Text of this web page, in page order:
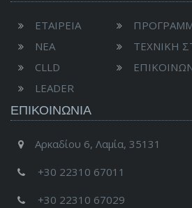
ΕΤΑΙΡΕΙΑ
ΝΕΑ
CLLD
LEADER
ΤΕΧΝΙΚΗ
ΕΠΙΚΟΙΝΩΝΊΑ
Αρκαδίου 6, Λαμία, 35131
+30 22310 67011
+30 22310 67029